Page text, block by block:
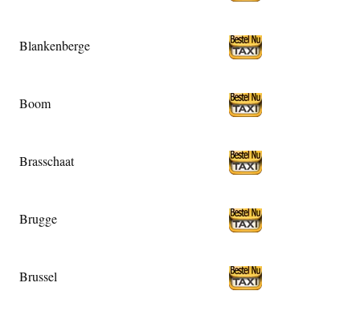
Blankenberge
Boom
Brasschaat
Brugge
Brussel